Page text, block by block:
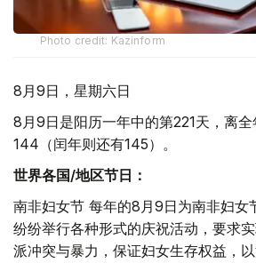
Photo credit: Kazinform
8月9日，星期六日
8月9日是阳历一年中的第221天，离
144（闰年则还有145）。
世界各国/地区节日：
南非妇女节 每年的8月9日为南非妇女
纷纷举行各种形式的庆祝活动，要求
派冲突与暴力，保证妇女生存权益，